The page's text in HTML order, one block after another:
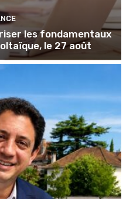
les fondamentaux
le 27 août